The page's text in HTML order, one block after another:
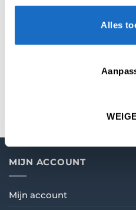
Alles
Dit is de officiële
Fallon Sherrock.
De afmeting van de
MIJN ACCOUNT
Mijn account